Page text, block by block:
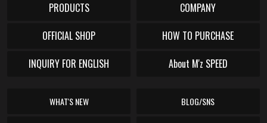
PRODUCTS
COMPANY
OFFICIAL SHOP
HOW TO PURCHASE
INQUIRY FOR ENGLISH
About M'z SPEED
WHAT'S NEW BLOG/SNS